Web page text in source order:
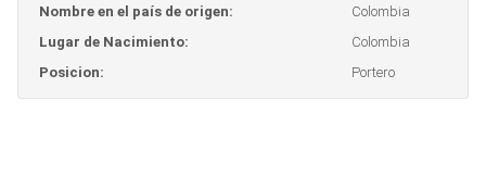
Nombre en el país de origen:
Colombia
Lugar de Nacimiento:
Colombia
Posicion:
Portero